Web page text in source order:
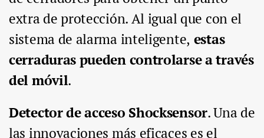
extra de protección. Al igual que con el
sistema de alarma inteligente, estas
cerraduras pueden controlarse a través
del móvil.
Detector de acceso Shocksensor. Una de
las innovaciones más eficaces es el